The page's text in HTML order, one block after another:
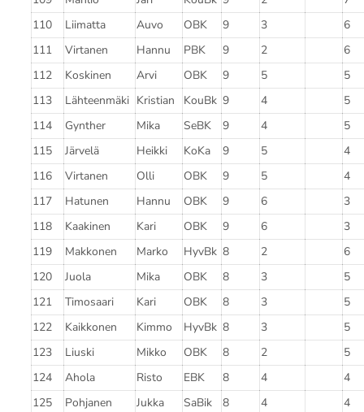
110
Liimatta Auvo OBK 9 3
6
111
Virtanen Hannu PBK 9 2
6
112
Koskinen Arvi OBK 9 5
5
113
Lähteenmäki Kristian KouBk 9 4
5
114
Gynther Mika SeBK 9 4
5
115
Järvelä Heikki KoKa 9 5
4
116
Virtanen Olli OBK 9 5
4
117
Hatunen Hannu OBK 9 6
3
118
Kaakinen Kari OBK 9 6
3
119
Makkonen Marko HyvBk 8 2
6
120
Juola Mika OBK 8 3
5
121
Timosaari Kari OBK 8 3
5
122
Kaikkonen Kimmo HyvBk 8 3
5
123
Liuski Mikko OBK 8 2
5
124
Ahola Risto EBK 8 4
4
125
Pohjanen Jukka SaBik 8 4
4